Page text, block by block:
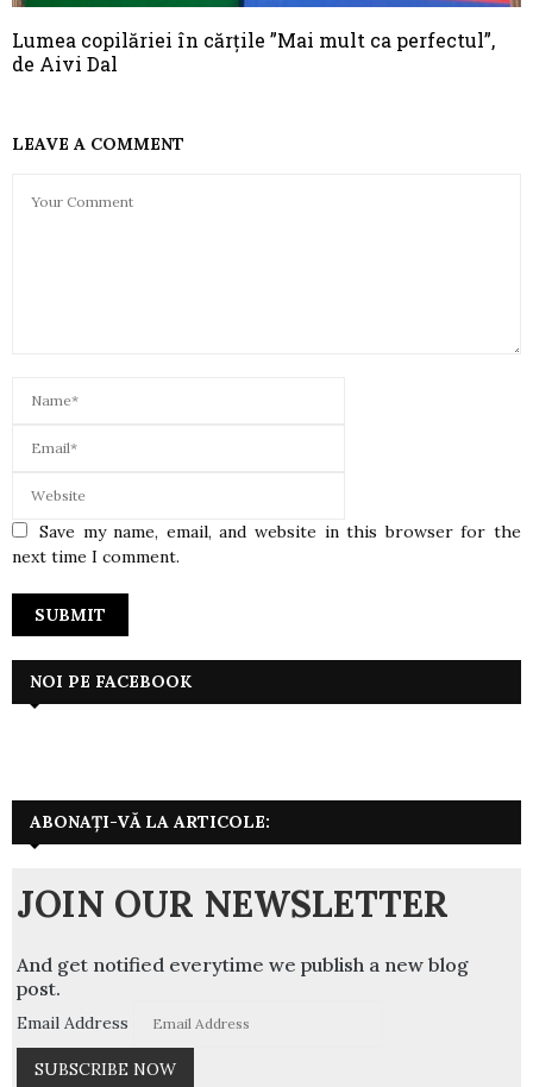
Lumea copilăriei în cărțile ”Mai mult ca perfectul”,
de Aivi Dal
LEAVE A COMMENT
Save my name, email, and website in this browser for the
next time I comment.
NOI PE FACEBOOK
ABONAȚI-VĂ LA ARTICOLE:
JOIN OUR NEWSLETTER
And get notified everytime we publish a new blog
post.
Email Address